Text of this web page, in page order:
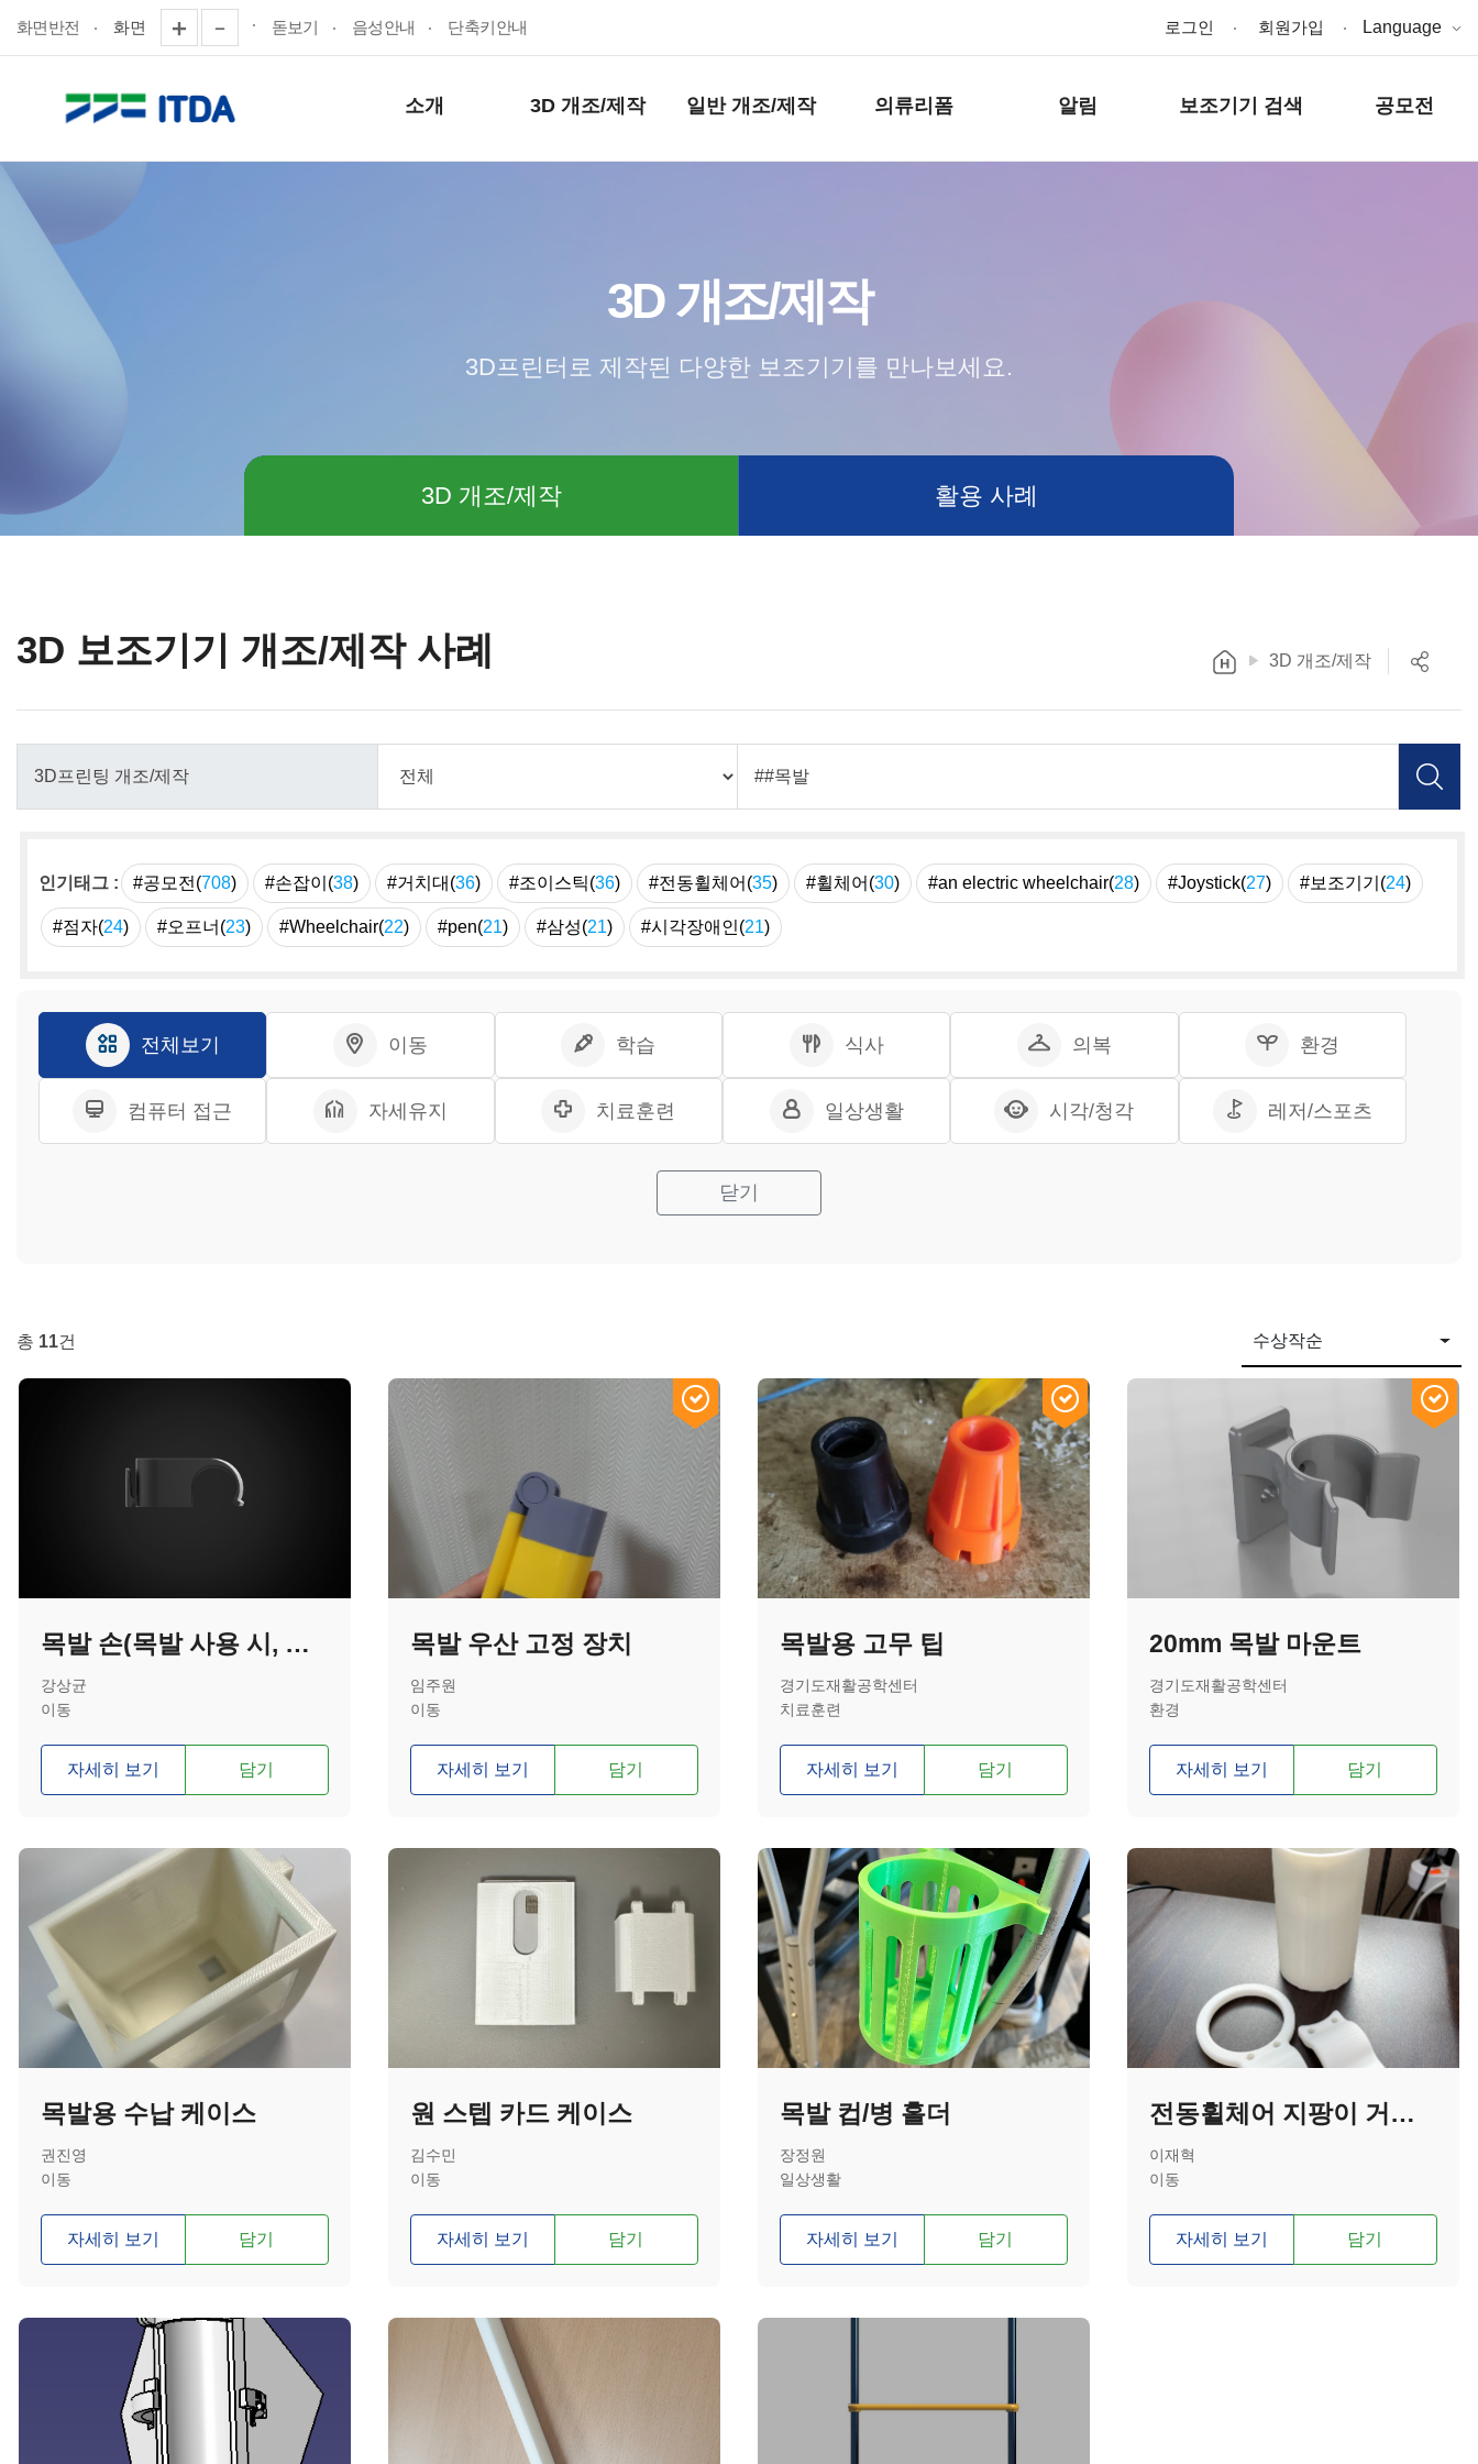
화면반전 화면 돋보기 음성안내 단축키안내 로그인 회원가입 Language
소개 3D 개조/제작 일반 개조/제작 의류리폼 알림 보조기기 검색 공모전
3D 개조/제작
3D프린터로 제작된 다양한 보조기기를 만나보세요.
3D 개조/제작 활용 사례
3D 보조기기 개조/제작 사례 3D 개조/제작
인기태그 : #공모전(708) #손잡이(38) #거치대(36) #조이스틱(36) #전동휠체어(35) #휠체어(30) #an electric wheelchair(28) #Joystick(27) #보조기기(24)
#점자(24) #오프너(23) #Wheelchair(22) #pen(21) #삼성(21) #시각장애인(21)
전체보기 이동 학습 식사 의복 환경
컴퓨터 접근 자세유지 치료훈련 일상생활 시각/청각 레저/스포츠
닫기
총 11건 수상작순
목발 손(목발 사용 시, 손을 보조하는 기기)
강상균
이동
자세히 보기 담기
목발 우산 고정 장치
임주원
이동
자세히 보기 담기
목발용 고무 팁
경기도재활공학센터
치료훈련
자세히 보기 담기
20mm 목발 마운트
경기도재활공학센터
환경
자세히 보기 담기
목발용 수납 케이스
권진영
이동
자세히 보기 담기
원 스텝 카드 케이스
김수민
이동
자세히 보기 담기
목발 컵/병 홀더
장정원
일상생활
자세히 보기 담기
전동휠체어 지팡이 거치대
이재혁
이동
자세히 보기 담기